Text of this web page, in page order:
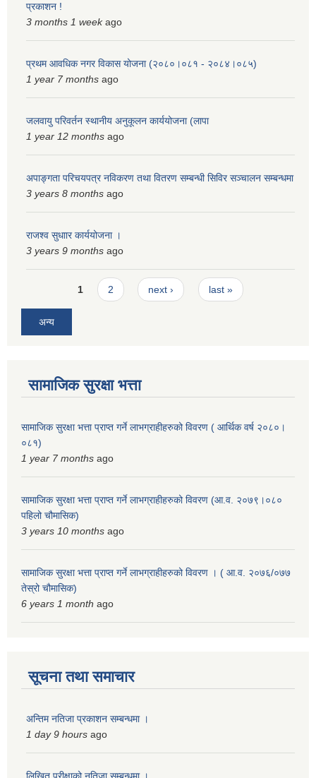
प्रकाशन !
3 months 1 weekago
प्रथम आवधिक नगर विकास योजना (२०८०।०८१ - २०८४।०८५)
1 year 7 months ago
जलवायु परिवर्तन स्थानीय अनुकूलन कार्ययोजना (लापा
1 year 12 months ago
अपाङ्गता परिचयपत्र नविकरण तथा वितरण सम्बन्धी सिविर सञ्चालन सम्बन्धमा
3 years 8 months ago
राजश्व सुधाार कार्ययोजना ।
3 years 9 months ago
Pages1 2 next › last »
अन्य
सामाजिक सुरक्षा भत्ता
सामाजिक सुरक्षा भत्ता प्राप्त गर्ने लाभग्राहीहरुको विवरण ( आर्थिक वर्ष २०८०।
०८१)
1 year 7 months ago
सामाजिक सुरक्षा भत्ता प्राप्त गर्ने लाभग्राहीहरुको विवरण (आ.व. २०७९।०८०
पहिलो चौमासिक)
3 years 10 months ago
सामाजिक सुरक्षा भत्ता प्राप्त गर्ने लाभग्राहीहरुको विवरण । ( आ.व. २०७६/०७७
तेस्रो चौमासिक)
6 years 1 month ago
सूचना तथा समाचार
अन्तिम नतिजा प्रकाशन सम्बन्धमा ।
1 day 9 hours ago